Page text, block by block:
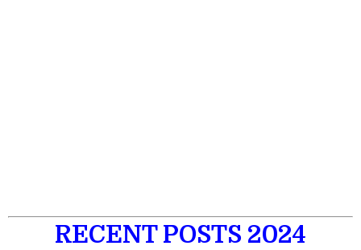
RECENT POSTS 2024